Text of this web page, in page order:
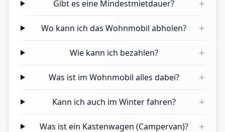
Gibt es eine Mindestmietdauer? +
Wo kann ich das Wohnmobil abholen? +
Wie kann ich bezahlen? +
Was ist im Wohnmobil alles dabei? +
Kann ich auch im Winter fahren? +
Was ist ein Kastenwagen (Campervan)? +